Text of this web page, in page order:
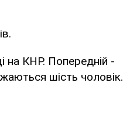
на КНР. Попередній -
шість чоловік.